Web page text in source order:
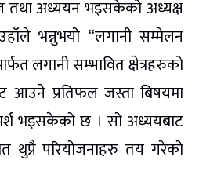
तथा अध्ययन भइसकेको अध्यक्ष
भन्नुभयो “लगानी सम्मेलन
लगानी सम्भावित क्षेत्रहरुको
आउने प्रतिफल जस्ता बिषयमा
भइसकेको छ । सो अध्ययबाट
थुप्रै परियोजनाहरु तय गरेको